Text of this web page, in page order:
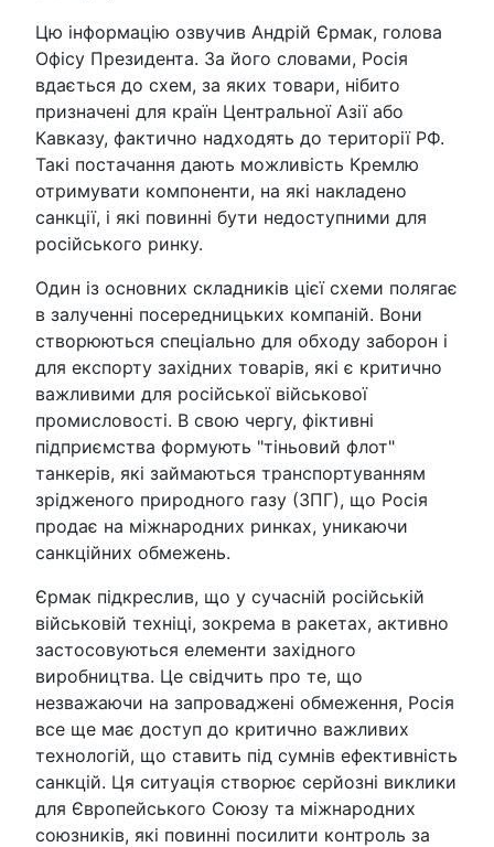
Цю інформацію озвучив Андрій Єрмак, голова
Офісу Президента. За його словами, Росія
вдається до схем, за яких товари, нібито
призначені для країн Центральної Азії або
Кавказу, фактично надходять до території РФ.
Такі постачання дають можливість Кремлю
отримувати компоненти, на які накладено
санкції, і які повинні бути недоступними для
російського ринку.
Один із основних складників цієї схеми полягає
в залученні посередницьких компаній. Вони
створюються спеціально для обходу заборон і
для експорту західних товарів, які є критично
важливими для російської військової
промисловості. В свою чергу, фіктивні
підприємства формують "тіньовий флот"
танкерів, які займаються транспортуванням
зрідженого природного газу (ЗПГ), що Росія
продає на міжнародних ринках, уникаючи
санкційних обмежень.
Єрмак підкреслив, що у сучасній російській
військовій техніці, зокрема в ракетах, активно
застосовуються елементи західного
виробництва. Це свідчить про те, що
незважаючи на запроваджені обмеження, Росія
все ще має доступ до критично важливих
технологій, що ставить під сумнів ефективність
санкцій. Ця ситуація створює серйозні виклики
для Європейського Союзу та міжнародних
союзників, які повинні посилити контроль за